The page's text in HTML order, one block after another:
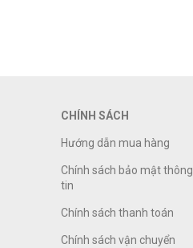
CHÍNH SÁCH
Hướng dẫn mua hàng
Chính sách bảo mật thông
tin
Chính sách thanh toán
Chính sách vận chuyển